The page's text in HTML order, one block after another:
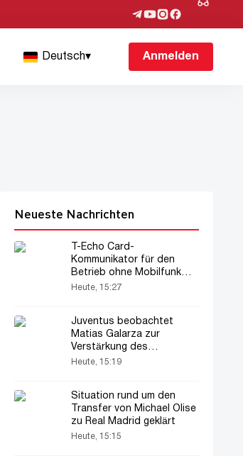
Deutsch▾ Anmelden
Neueste Nachrichten
T-Echo Card-
Kommunikator für den
Betrieb ohne Mobilfunk
vorgestellt
Heute, 15:27
Juventus beobachtet
Matias Galarza zur
Verstärkung des
Mittelfelds
Heute, 15:19
Situation rund um den
Transfer von Michael Olise
zu Real Madrid geklärt
Heute, 15:15